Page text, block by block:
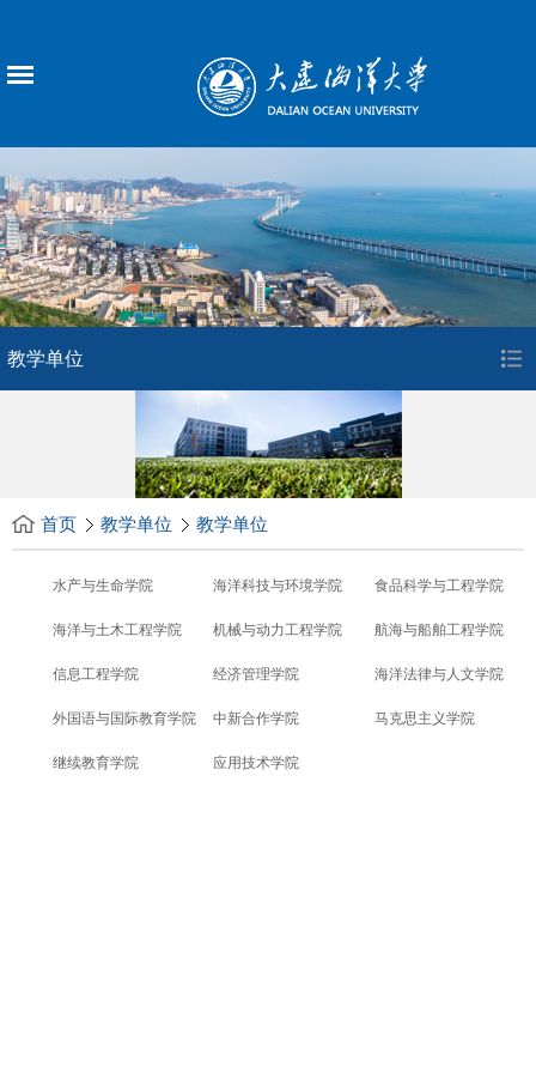
教学单位
首页 教学单位 教学单位
水产与生命学院 海洋科技与环境学院 食品科学与工程学院
海洋与土木工程学院 机械与动力工程学院 航海与船舶工程学院
信息工程学院 经济管理学院 海洋法律与人文学院
外国语与国际教育学院 中新合作学院 马克思主义学院
继续教育学院 应用技术学院